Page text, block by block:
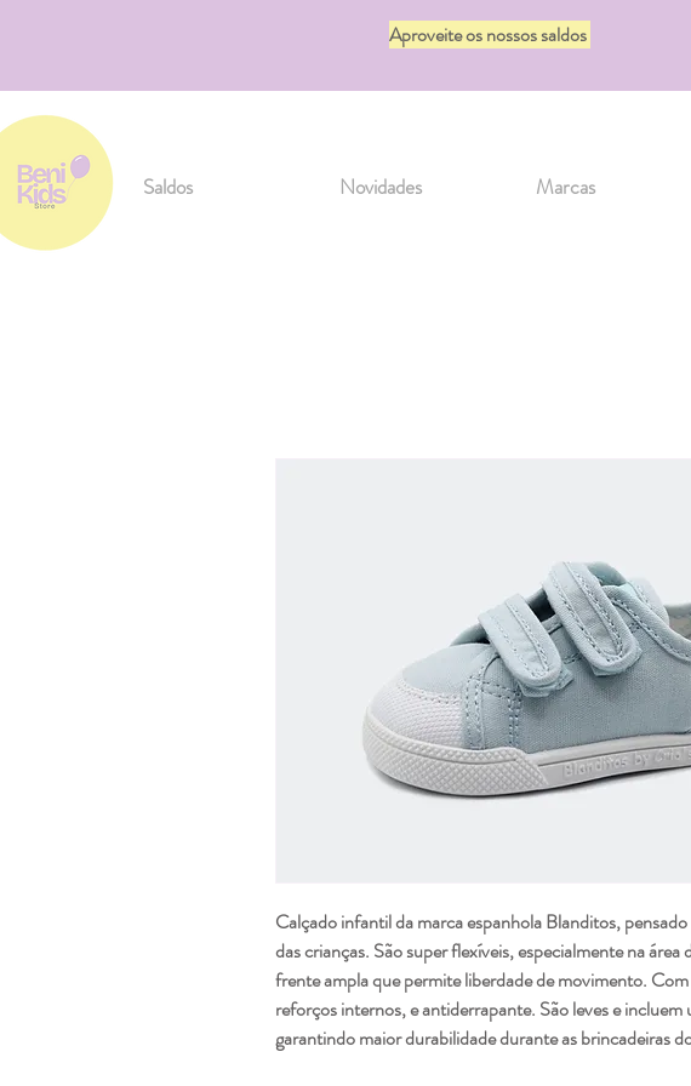
Aproveite os nossos saldos
Saldos Novidades Marcas
Calçado infantil da marca espanhola Blanditos,
das crianças. São super flexíveis, especialmente na área
frente ampla que permite liberdade de movimento.
reforços internos, e antiderrapante. São leves e
garantindo maior durabilidade durante as brincadeiras